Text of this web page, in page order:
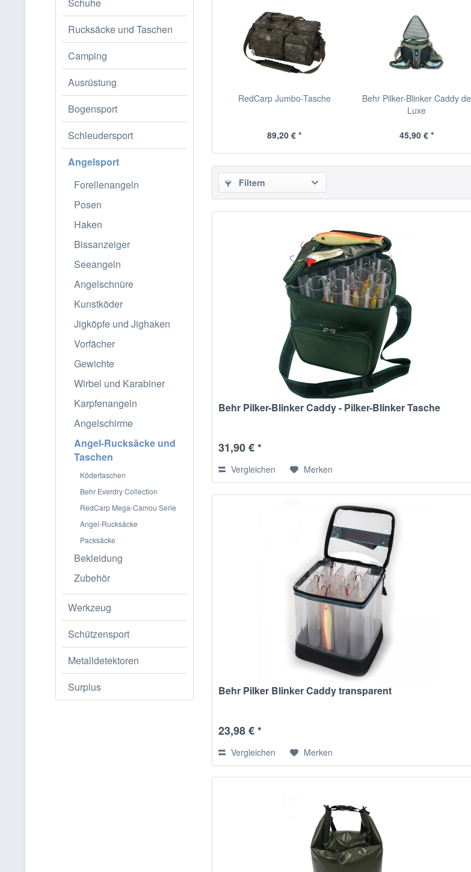
Rucksäcke und Taschen
Camping
Ausrüstung
Bogensport
Schleudersport
Angelsport
Forellenangeln
Posen
Haken
Bissanzeiger
Seeangeln
Angelschnüre
Kunstköder
Jigköpfe und Jighaken
Vorfächer
Gewichte
Wirbel und Karabiner
Karpfenangeln
Angelschirme
Angel-Rucksäcke und
Taschen
Ködertaschen
Behr Everdry Collection
RedCarp Mega-Camou Serie
Angel-Rucksäcke
Packsäcke
Bekleidung
Zubehör
Werkzeug
Schützensport
Metalldetektoren
Surplus
RedCarp Jumbo-Tasche
89,20 € *
Behr Pilker-Blinker Caddy de
Luxe
45,90 € *
Filtern
Behr Pilker-Blinker Caddy - Pilker-Blinker Tasche
31,90 € *
Vergleichen Merken
Behr Pilker Blinker Caddy transparent
23,98 € *
Vergleichen Merken